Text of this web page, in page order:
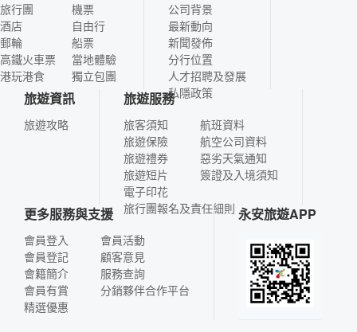
旅行團
酒店
郵輪
高鐵火車票
港玩港食
機票
自由行
船票
當地體驗
獨立包團
公司背景
最新動向
新聞發佈
分行位置
人才招聘及發展
私隱政策
旅遊資訊
旅遊攻略
旅遊服務
旅客須知
旅遊保險
旅遊禮券
旅遊短片
電子印花
航班資料
航空公司資料
惡劣天氣通知
簽證及入境須知
旅行團報名及責任細則
更多服務與支援
會員登入
會員登記
會籍簡介
會員有賞
精選優惠
會員活動
顧客意見
服務查詢
分銷夥伴合作平台
永安旅遊APP